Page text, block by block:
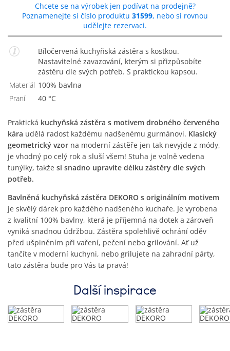
Chcete se na výrobek jen podívat na prodejně?
Poznamenejte si číslo produktu 31599, nebo si rovnou
udělejte rezervaci.
Bíločervená kuchyňská zástěra s kostkou.
Nastavitelné zavazování, kterým si přizpůsobíte
zástěru dle svých potřeb. S praktickou kapsou.
Materiál
100% bavlna
Praní
40 °C
Praktická kuchyňská zástěra s motivem drobného červeného
kára udělá radost každému nadšenému gurmánovi. Klasický
geometrický vzor na moderní zástěře jen tak nevyjde z módy,
je vhodný po celý rok a sluší všem! Stuha je volně vedena
tunýlky, takže si snadno upravíte délku zástěry dle svých
potřeb.
Bavlněná kuchyňská zástěra DEKORO s originálním motivem
je skvělý dárek pro každého nadšeného kuchaře. Je vyrobena
z kvalitní 100% bavlny, která je příjemná na dotek a zároveň
vyniká snadnou údržbou. Zástěra spolehlivě ochrání oděv
před ušpiněním při vaření, pečení nebo grilování. Ať už
tančíte v moderní kuchyni, nebo grilujete na zahradní párty,
tato zástěra bude pro Vás ta pravá!
Další inspirace